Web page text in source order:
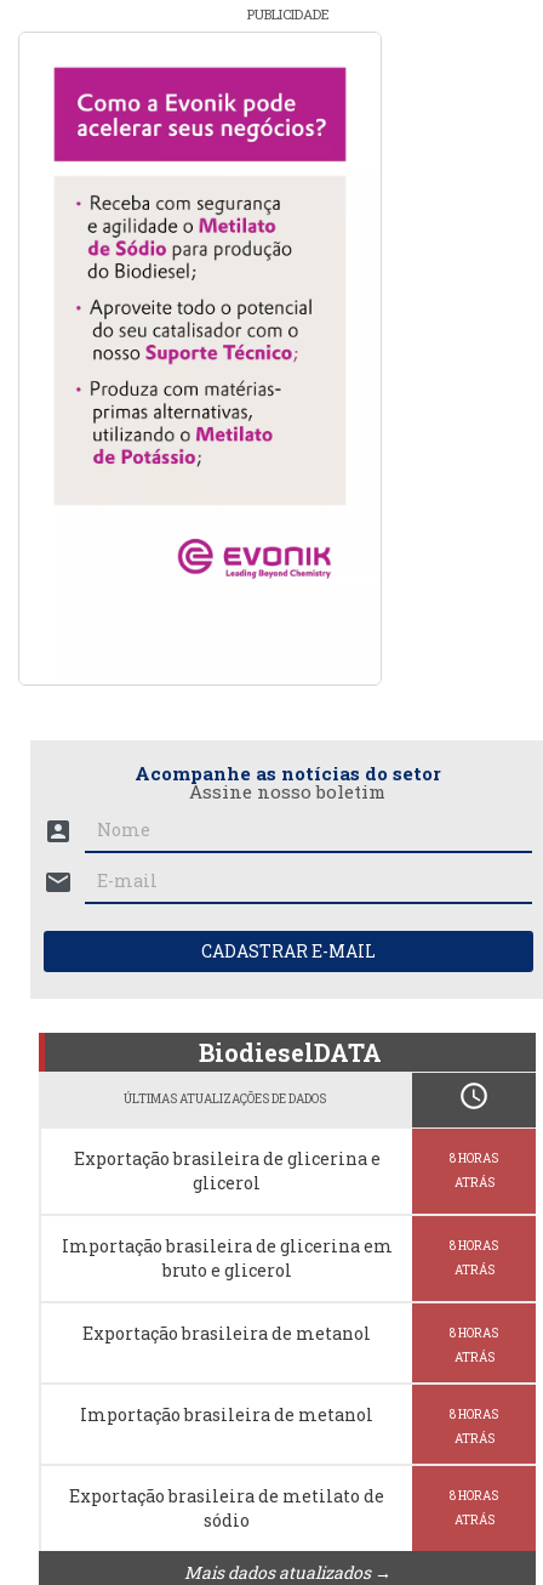
PUBLICIDADE
Acompanhe as notícias do setor
Assine nosso boletim
account_box
mail
CADASTRAR E-MAIL
BiodieselDATA
ÚLTIMAS ATUALIZAÇÕES DE DADOS schedule
Exportação brasileira de glicerina e
glicerol
8 HORAS
ATRÁS
Importação brasileira de glicerina em
bruto e glicerol
8 HORAS
ATRÁS
Exportação brasileira de metanol
8 HORAS
ATRÁS
Importação brasileira de metanol
8 HORAS
ATRÁS
Exportação brasileira de metilato de
sódio
8 HORAS
ATRÁS
Mais dados atualizados →